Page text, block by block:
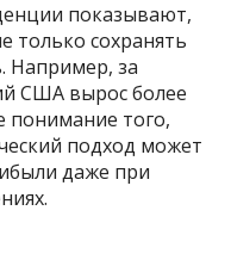
показывают,
только сохранять
Например, за
США вырос более
понимание того,
подход может
даже при